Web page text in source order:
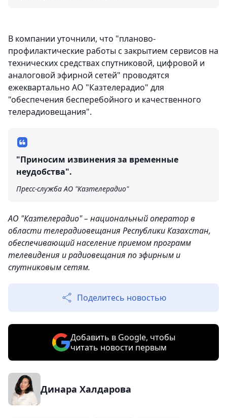
В компании уточнили, что "планово-
профилактические работы с закрытием сервисов на
технических средствах спутниковой, цифровой и
аналоговой эфирной сетей" проводятся
ежеквартально АО "Казтелерадио" для
"обеспечения бесперебойного и качественного
телерадиовещания".
"Приносим извинения за временные
неудобства".
Пресс-служба АО "Казтелерадио"
АО "Казтелерадио" – национальный оператор в
области телерадиовещания Республики Казахстан,
обеспечивающий население приемом программ
телевидения и радиовещания по эфирным и
спутниковым сетям.
Поделитесь новостью
Добавить в Google, чтобы
читать новости первым
Динара Халдарова